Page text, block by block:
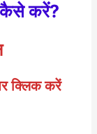
करें?
क्लिक करें